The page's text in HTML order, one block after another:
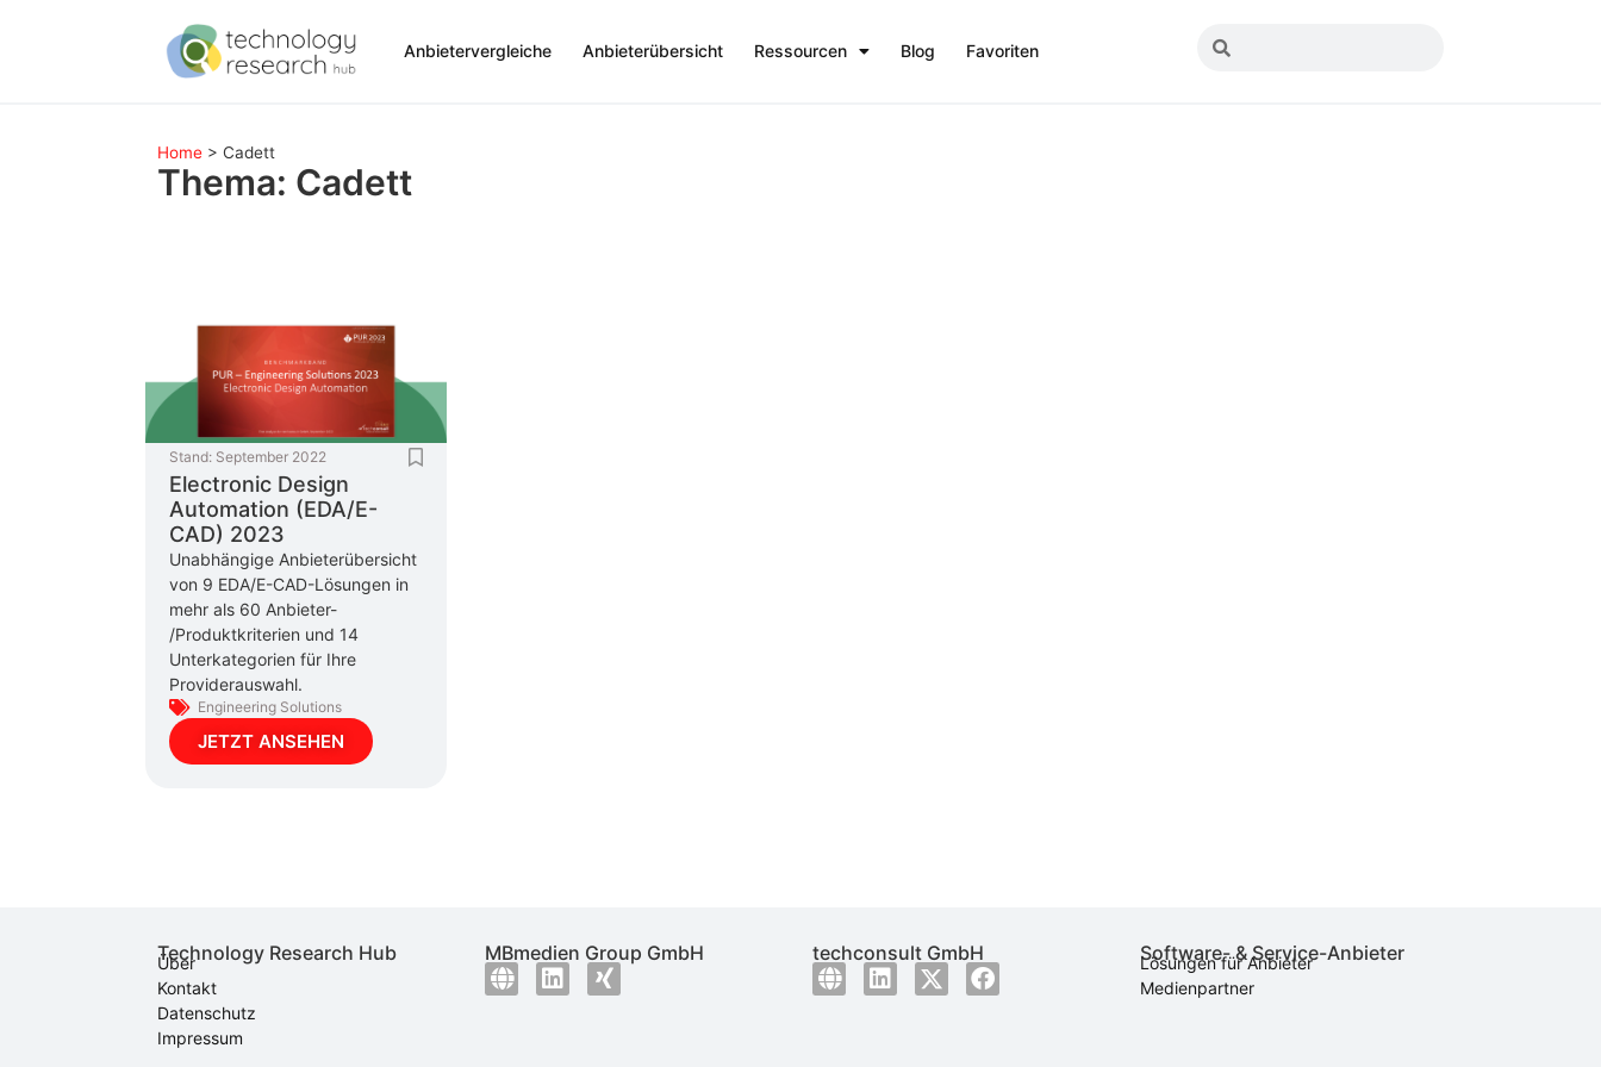
Anbietervergleiche Anbieterübersicht Ressourcen Blog Favoriten
Home > Cadett
Thema: Cadett
Stand: September 2022
Electronic Design
Automation (EDA/E-
CAD) 2023
Unabhängige Anbieterübersicht
von 9 EDA/E-CAD-Lösungen in
mehr als 60 Anbieter-
/Produktkriterien und 14
Unterkategorien für Ihre
Providerauswahl.
Engineering Solutions
JETZT ANSEHEN
Technology Research Hub
Über
Kontakt
Datenschutz
Impressum
MBmedien Group GmbH techconsult GmbH Software- & Service-Anbieter
Lösungen für Anbieter
Medienpartner